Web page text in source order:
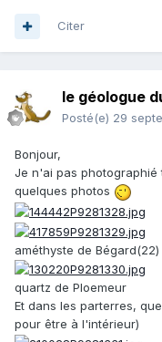
Citer
le géologue
Posté(e) 29
Bonjour,
Je n'ai pas photographié
quelques photos
améthyste de Bégard(22)
quartz de Ploemeur
Et dans les parterres,
pour être à l'intérieur)